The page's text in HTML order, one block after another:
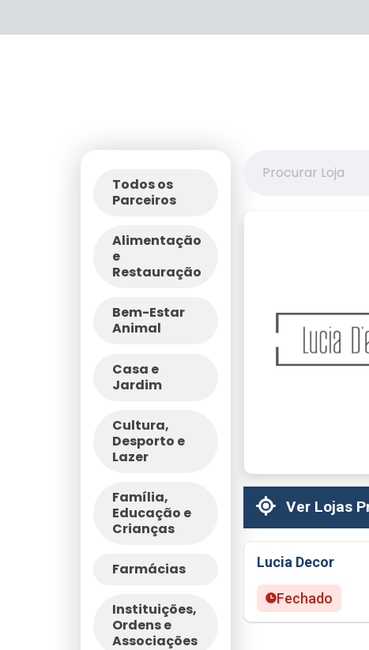
Todos os
Parceiros
Alimentação
e
Restauração
Bem-Estar
Animal
Casa e
Jardim
Cultura,
Desporto e
Lazer
Família,
Educação e
Crianças
Farmácias
Instituições,
Ordens e
Associações
Ver Lojas
Lucia Decor
Fechado